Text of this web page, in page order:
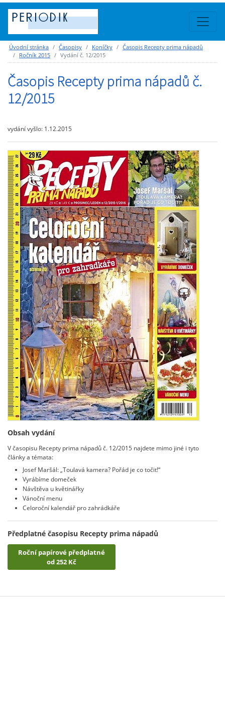
Úvodní stránka Časopisy Koníčky
Časopis Recepty prima nápadů
Ročník 2015
Vydání č. 12/2015
Časopis Recepty prima nápadů č.
12/2015
vydání vyšlo: 1.12.2015
Obsah vydání
V časopisu Recepty prima nápadů č. 12/2015 najdete mimo jiné i tyto
články a témata:
Josef Maršál: „Toulavá kamera? Pořád je co točit!“
Vyrábíme domeček
Návštěva u květinářky
Vánoční menu
Celoroční kalendář pro zahrádkáře
Předplatné časopisu Recepty prima nápadů
Roční papírové předplatné
od 252 Kč